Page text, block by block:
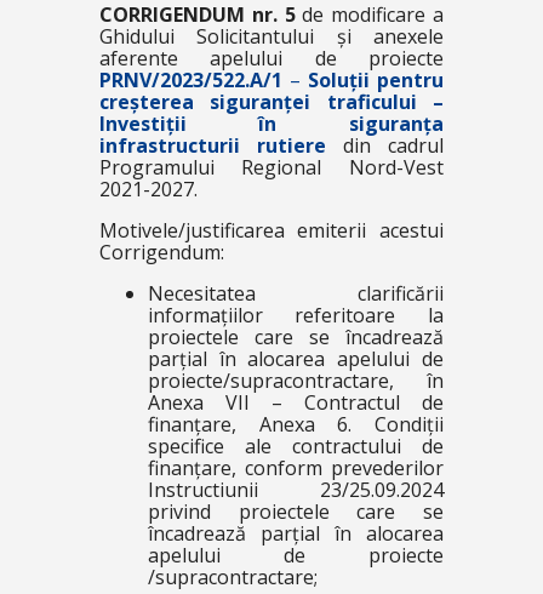
CORRIGENDUM nr. 5de modificare a
Ghidului Solicitantului și anexele
aferente apelului de proiecte
PRNV/2023/522.A/1 – Soluții pentru
creșterea siguranței traficului –
Investiții în siguranța
infrastructurii rutiere din cadrul
Programului Regional Nord-Vest
2021-2027.
Motivele/justificarea emiterii acestui
Corrigendum:
Necesitatea clarificării
informațiilor referitoare la
proiectele care se încadrează
parțial în alocarea apelului de
proiecte/supracontractare, în
Anexa VII – Contractul de
finanțare, Anexa 6. Condiții
specifice ale contractului de
finanțare, conform prevederilor
Instructiunii 23/25.09.2024
privind proiectele care se
încadrează parțial în alocarea
apelului de proiecte
/supracontractare;